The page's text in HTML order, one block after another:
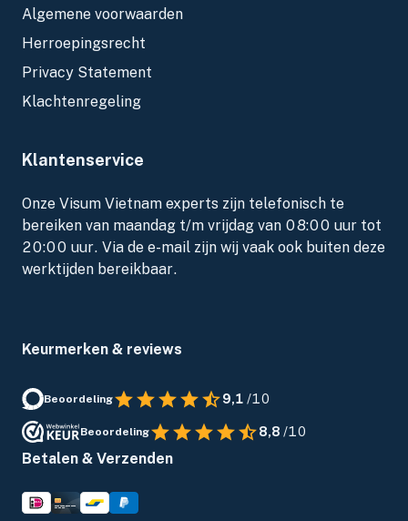
Algemene voorwaarden
Herroepingsrecht
Privacy Statement
Klachtenregeling
Klantenservice
Onze Visum Vietnam experts zijn telefonisch te
bereiken van maandag t/m vrijdag van 08:00 uur tot
20:00 uur. Via de e-mail zijn wij vaak ook buiten deze
werktijden bereikbaar.
Keurmerken & reviews
Beoordeling 9,1 /10
Beoordeling 8,8 /10
Betalen & Verzenden